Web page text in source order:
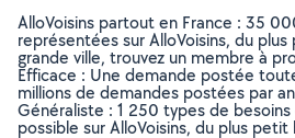
AlloVoisins partout en France : 35
représentées sur AlloVoisins, du
grande ville, trouvez un membre à
Efficace : Une demande postée
millions de demandes postées par an
Généraliste : 1 250 types de
possible sur AlloVoisins, du plus petit